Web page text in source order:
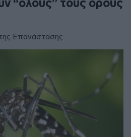
“όλους” τους όρους
Επανάστασης